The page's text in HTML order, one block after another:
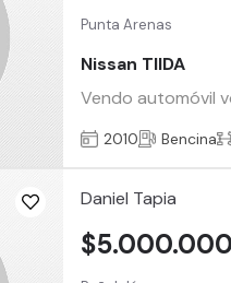
Punta Arenas
Nissan TIIDA
Vendo automóvil
2010 Bencina
Daniel Tapia
$5.000.000